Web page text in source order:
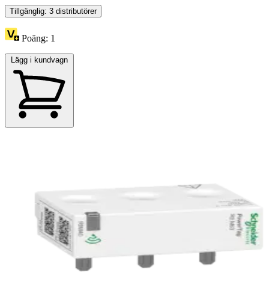
Tillgänglig: 3 distributörer
Poäng: 1
Lägg i kundvagn